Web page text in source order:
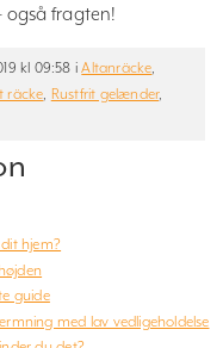
også fragten!
kl 09:58 iAltanräcke,
räcke, Rustfrit gelænder,
hjem?
guide
med lav vedligeholdelse